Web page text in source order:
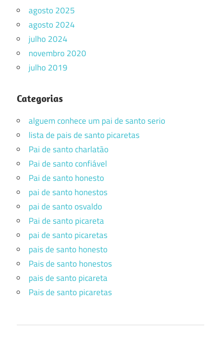
agosto 2025
agosto 2024
julho 2024
novembro 2020
julho 2019
Categorias
alguem conhece um pai de santo serio
lista de pais de santo picaretas
Pai de santo charlatão
Pai de santo confiável
Pai de santo honesto
pai de santo honestos
pai de santo osvaldo
Pai de santo picareta
pai de santo picaretas
pais de santo honesto
Pais de santo honestos
pais de santo picareta
Pais de santo picaretas